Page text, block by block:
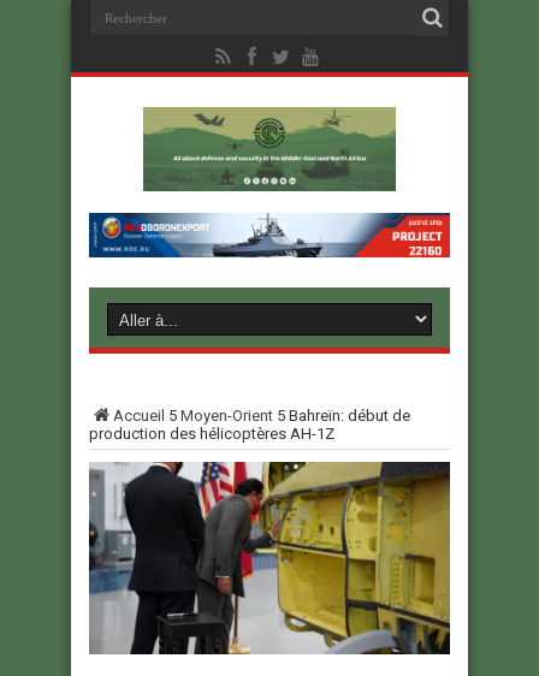
Accueil 5 Moyen-Orient 5 Bahreïn: début de
production des hélicoptères AH-1Z